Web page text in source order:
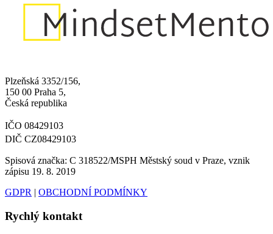
Plzeňská 3352/156,
150 00 Praha 5,
Česká republika
IČO 08429103
DIČ CZ08429103
Spisová značka: C 318522/MSPH Městský soud v Praze, vznik
zápisu 19. 8. 2019
GDPR | OBCHODNÍ PODMÍNKY
Rychlý kontakt